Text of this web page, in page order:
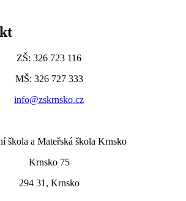
ZŠ: 326 723 116
MŠ: 326 727 333
info@zskrnsko.cz
škola a Mateřská škola Krnsko
Krnsko 75
294 31, Krnsko